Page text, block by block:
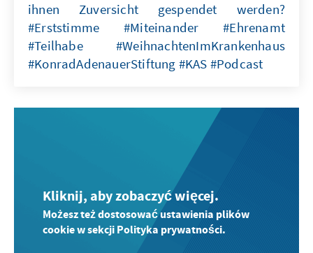
ihnen Zuversicht gespendet werden?
#Erststimme #Miteinander #Ehrenamt
#Teilhabe #WeihnachtenImKrankenhaus
#KonradAdenauerStiftung #KAS #Podcast
Kliknij, aby zobaczyć więcej.
Możesz też dostosować ustawienia plików
cookie w sekcji Polityka prywatności.